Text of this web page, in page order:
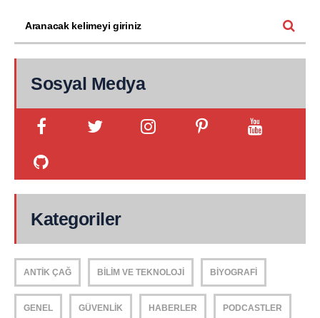
Sosyal Medya
Kategoriler
ANTIK ÇAĞ BILIM VE TEKNOLOJI BIYOGRAFI
GENEL GÜVENLIK HABERLER PODCASTLER